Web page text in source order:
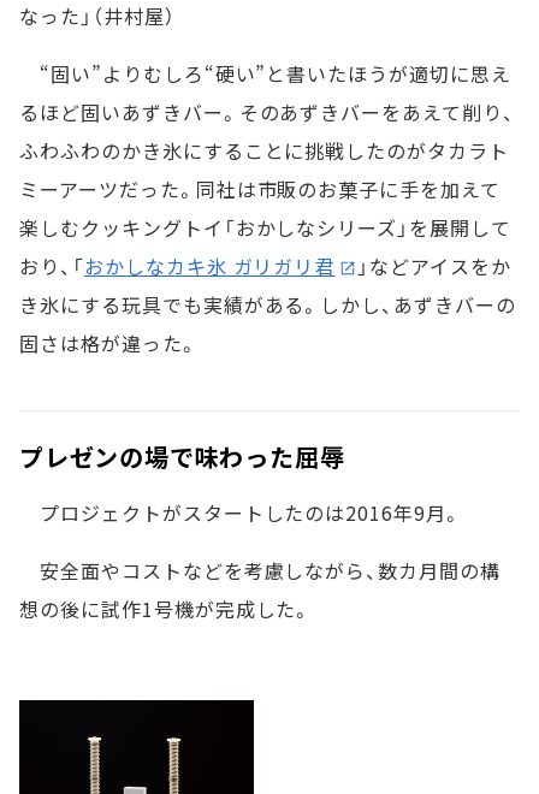
なった」（井村屋）
“固い”よりむしろ“硬い”と書いたほうが適切に思え
るほど固いあずきバー。そのあずきバーをあえて削り、
ふわふわのかき氷にすることに挑戦したのがタカラト
ミーアーツだった。同社は市販のお菓子に手を加えて
楽しむクッキングトイ「おかしなシリーズ」を展開して
おり、「おかしなカキ氷 ガリガリ君
」などアイスをか
き氷にする玩具でも実績がある。しかし、あずきバーの
固さは格が違った。
プレゼンの場で味わった屈辱
プロジェクトがスタートしたのは2016年9月。
安全面やコストなどを考慮しながら、数カ月間の構
想の後に試作1号機が完成した。